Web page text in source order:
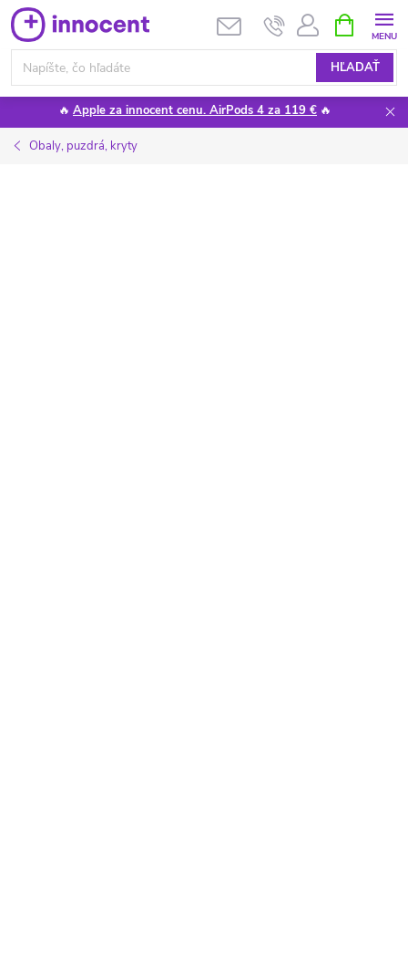
Prejsť
na
obsah
HĽADAŤ
KOŠÍK
🔥 Apple za innocent cenu. AirPods 4 za 119 € 🔥
Obaly, puzdrá, kryty